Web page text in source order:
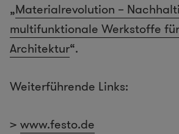
„Materialrevolution –
multifunktionale Werkstoffe
Architektur“.
Weiterführende Links:
> www.festo.de